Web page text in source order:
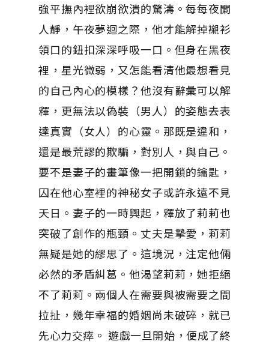
強平撫內裡欲崩欲潰的驚濤。每每夜闌
人靜，午夜夢迴之際，他才能解掉襯衫
領口的鈕扣深深呼吸一口。但身在黑夜
裡，星光微弱，又怎能看清他最想看見
的自己內心的模樣？他沒有辭彙可以解
釋，更無法以偽裝（男人）的姿態去表
達真實（女人）的心靈。那既是違和，
還是最荒謬的欺騙，對別人，與自己。
要不是妻子的畫筆像一把開鎖的鑰匙，
囚在他心室裡的神秘女子或許永遠不見
天日。妻子的一時興起，釋放了莉莉也
突破了創作的瓶頸。丈夫是摯愛，莉莉
無疑是她的繆思了。這境況，注定他倆
必然的矛盾糾葛。他渴望莉莉，她拒絕
不了莉莉。兩個人在需要與被需要之間
拉扯，幾年幸福的婚姻尚未破碎，就已
先心力交瘁。 遊戲一旦開始，便成了終